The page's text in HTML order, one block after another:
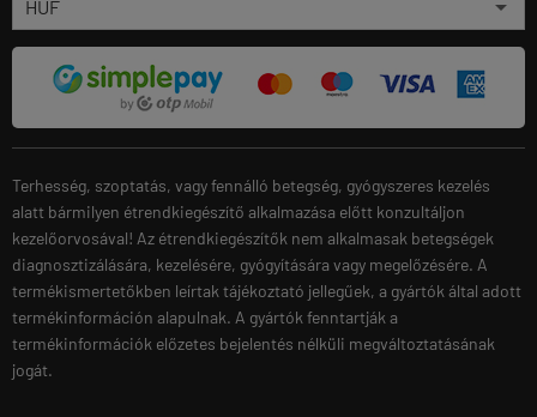
Terhesség, szoptatás, vagy fennálló betegség, gyógyszeres kezelés
alatt bármilyen étrendkiegészítő alkalmazása előtt konzultáljon
kezelőorvosával! Az étrendkiegészítők nem alkalmasak betegségek
diagnosztizálására, kezelésére, gyógyítására vagy megelőzésére. A
termékismertetőkben leírtak tájékoztató jellegűek, a gyártók által adott
termékinformáción alapulnak. A gyártók fenntartják a
termékinformációk előzetes bejelentés nélküli megváltoztatásának
jogát.